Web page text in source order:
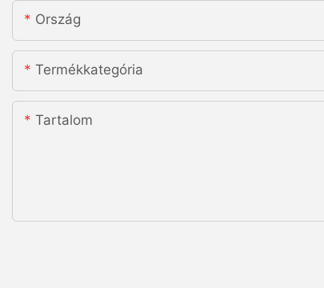
Ország
Termékkategória
Tartalom